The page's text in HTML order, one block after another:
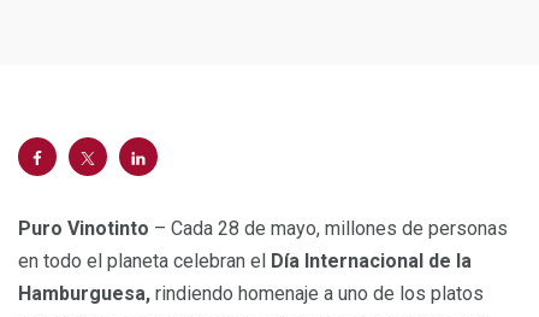
Puro Vinotinto – Cada 28 de mayo, millones de personas
en todo el planeta celebran el
Día Internacional de la
Hamburguesa, rindiendo homenaje a uno de los platos